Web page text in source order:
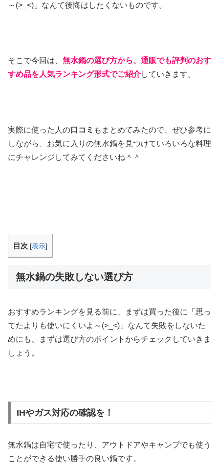
～(>_<)」なんて後悔はしたくないものです。
そこで今回は、 無水鍋の選び方から、通販でも評判のおす
すめ品を人気ランキング形式でご紹介していきます。
実際に使った人の口コミ もまとめてみたので、ぜひ参考に
しながら、お気に入りの無水鍋を見つけていろいろな料理
にチャレンジしてみてくださいね＾＾
目次 [表示]
無水鍋の失敗しない選び方
おすすめランキングを見る前に、まずは買った後に「思っ
てたよりも使いにくいよ～(>_<)」なんて失敗をしないた
めにも、まずは選び方のポイントからチェックしていきま
しょう。
IHやガス対応の確認を！
無水鍋は自宅で使ったり、アウトドアやキャンプでも使う
ことができる使い勝手の良い鍋です。